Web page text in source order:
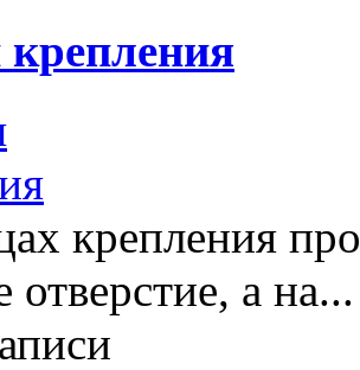
крепления
отверстие, а